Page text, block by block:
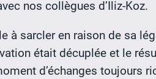
nos collègues d’Iliz-Koz.
à sarcler en raison de sa
était décuplée et le
d’échanges toujours